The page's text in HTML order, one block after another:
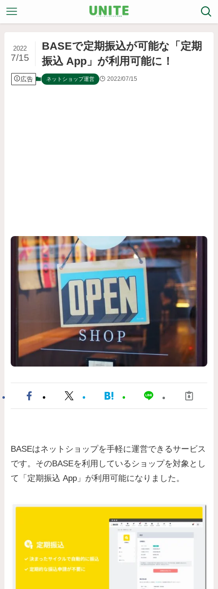
BASEで定期振込が可能な「定期
振込 App」が利用可能に！
2022
7/15
広告 ネットショップ運営 2022/07/15
BASEはネットショップを手軽に運営できるサービス
です。そのBASEを利用しているショップを対象とし
て「定期振込 App」が利用可能になりました。